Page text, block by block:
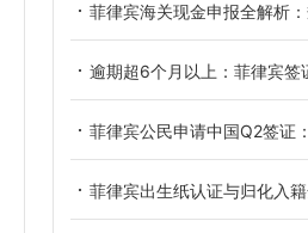
菲律宾海关现金申报全解析：规
逾期超6个月以上：菲律宾签证严重逾期怎么
菲律宾公民申请中国Q2签证：关于停留期限
菲律宾出生纸认证与归化入籍全解析：华